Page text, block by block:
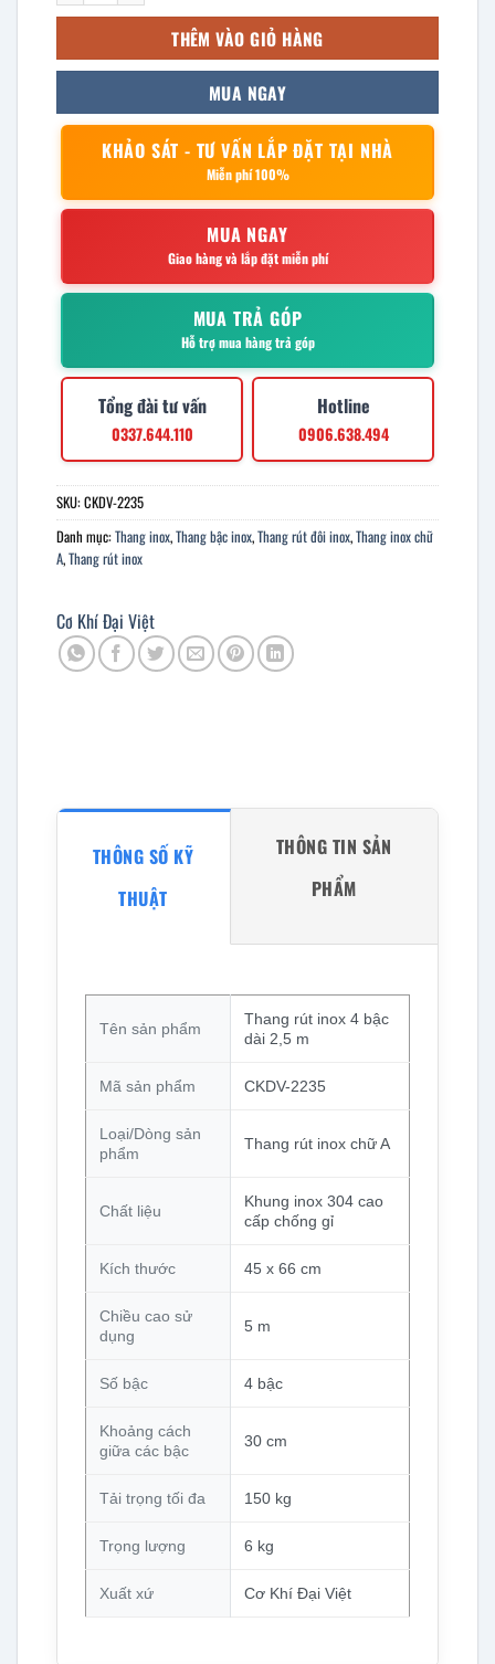
THÊM VÀO GIỎ HÀNG
MUA NGAY
KHẢO SÁT - TƯ VẤN LẮP ĐẶT TẠI NHÀ
Miễn phí 100%
MUA NGAY
Giao hàng và lắp đặt miễn phí
MUA TRẢ GÓP
Hỗ trợ mua hàng trả góp
Tổng đài tư vấn
0337.644.110
Hotline
0906.638.494
SKU:CKDV-2235
Danh mục:Thang inox,Thang bậc inox,Thang rút đôi inox,Thang inox chữ
A,Thang rút inox
Cơ Khí Đại Việt
THÔNG SỐ KỸ
THUẬT
THÔNG TIN SẢN
PHẨM
Tên sản phẩm
Thang rút inox 4 bậc
dài 2,5 m
Mã sản phẩm CKDV-2235
Loại/Dòng sản
phẩm
Thang rút inox chữ A
Chất liệu
Khung inox 304 cao
cấp chống gỉ
Kích thước 45 x 66 cm
Chiều cao sử
dụng
5 m
Số bậc 4 bậc
Khoảng cách
giữa các bậc
30 cm
Tải trọng tối đa 150 kg
Trọng lượng 6 kg
Xuất xứ Cơ Khí Đại Việt